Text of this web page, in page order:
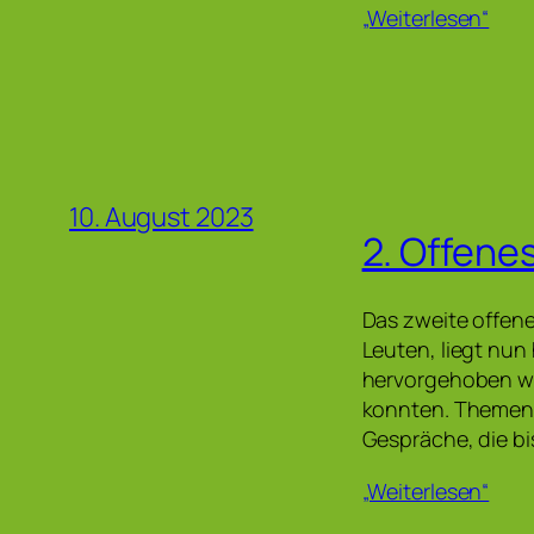
„Weiterlesen“
10. August 2023
2.
Das zweite
Leuten, liegt
hervorgehoben
konnten.
Gespräche, die
„Weiterlesen“